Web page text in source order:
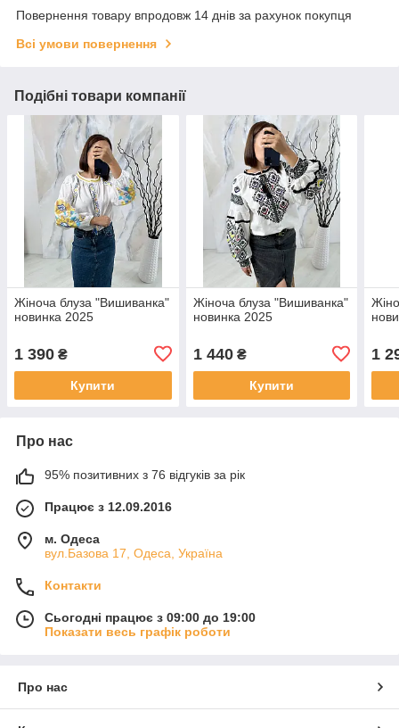
Повернення товару впродовж 14 днів за рахунок покупця
Всі умови повернення
Подібні товари компанії
Жіноча блуза "Вишиванка"
новинка 2025
1 390 ₴
Купити
Жіноча блуза "Вишиванка"
новинка 2025
1 440₴
Купити
1
Про нас
95% позитивних з 76 відгуків за рік
Працює з 12.09.2016
м. Одеса
вул.Базова 17, Одеса, Україна
Контакти
Сьогодні працює з 09:00 до 19:00
Показати весь графік роботи
Про нас